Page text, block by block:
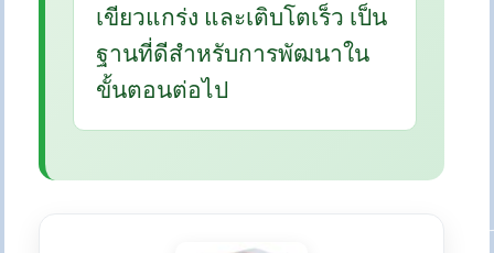
เขียวแกร่ง และเติบโตเร็ว เป็น
ฐานที่ดีสำหรับการพัฒนาใน
ขั้นตอนต่อไป